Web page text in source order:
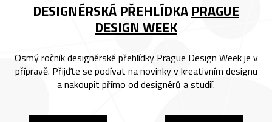
DESIGNÉRSKÁ PŘEHLÍDKA PRAGUE
DESIGN WEEK
Osmý ročník designérské přehlídky Prague Design Week je v
přípravě. Přijďte se podívat na novinky v kreativním designu
a nakoupit přímo od designérů a studií.